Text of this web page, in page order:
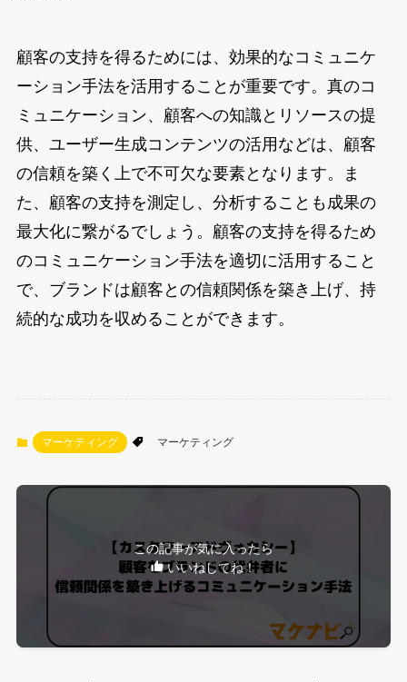
顧客の支持を得るためには、効果的なコミュニケ
ーション手法を活用することが重要です。真のコ
ミュニケーション、顧客への知識とリソースの提
供、ユーザー生成コンテンツの活用などは、顧客
の信頼を築く上で不可欠な要素となります。ま
た、顧客の支持を測定し、分析することも成果の
最大化に繋がるでしょう。顧客の支持を得るため
のコミュニケーション手法を適切に活用すること
で、ブランドは顧客との信頼関係を築き上げ、持
続的な成功を収めることができます。
マーケティング マーケティング
この記事が気に入ったら
いいねしてね！